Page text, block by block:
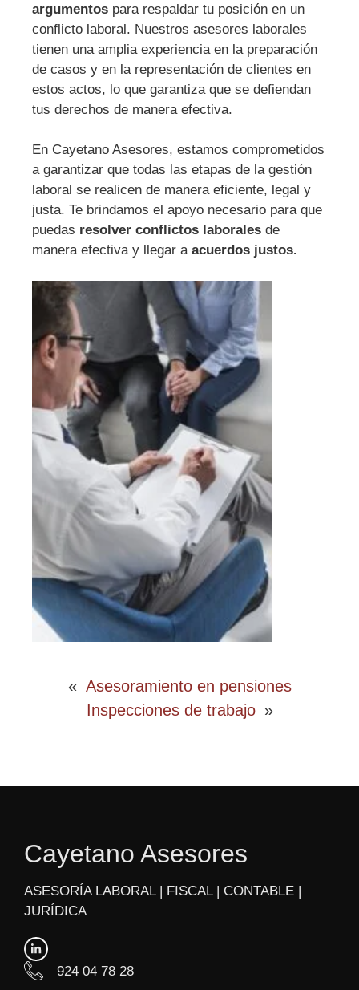
argumentos para respaldar tu posición en un
conflicto laboral. Nuestros asesores laborales
tienen una amplia experiencia en la preparación
de casos y en la representación de clientes en
estos actos, lo que garantiza que se defiendan
tus derechos de manera efectiva.
En Cayetano Asesores, estamos comprometidos
a garantizar que todas las etapas de la gestión
laboral se realicen de manera eficiente, legal y
justa. Te brindamos el apoyo necesario para que
puedas resolver conflictos laborales de
manera efectiva y llegar a acuerdos justos.
« Asesoramiento en pensiones
Inspecciones de trabajo »
Cayetano Asesores
ASESORÍA LABORAL | FISCAL | CONTABLE |
JURÍDICA
924 04 78 28